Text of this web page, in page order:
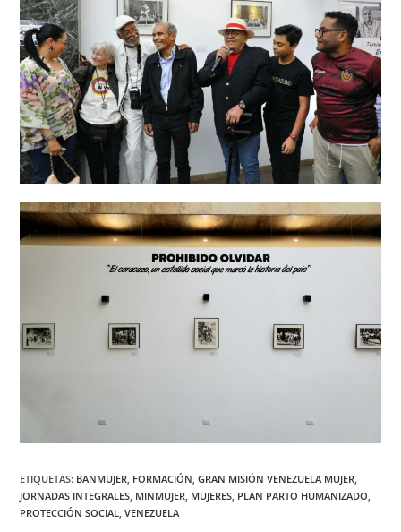
ETIQUETAS: BANMUJER FORMACIÓN GRAN MISIÓN VENEZUELA MUJER
JORNADAS INTEGRALES MINMUJER MUJERES PLAN PARTO HUMANIZADO
PROTECCIÓN SOCIAL
VENEZUELA